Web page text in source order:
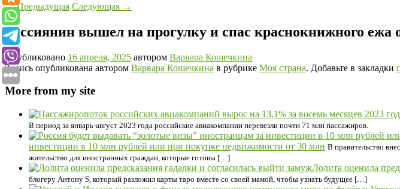
←Предыдущая Следующая →
Россиянин вышел на прогулку и спас краснокнижного ежа
Опубликовано 16 апреля, 2025 автором Варвара Кошечкина
Запись опубликована автором Варвара Кошечкина в рубрике Моя страна. Добавьте в закладки
More from my site
В период за январь-август 2023 года российские авиакомпании перевезли почти 71 млн пассажиров.
инвестиции в 10 млн рублей или при покупке недвижимости от 30 млн В правительство
жительство для иностранных граждан, которые готовы […]
Лолита оценила
блогеру Антону S, который разложил карты таро вместе со своей мамой, чтобы узнать будущее […]